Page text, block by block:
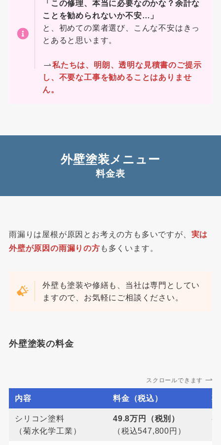
「この修理、本当に必要なのかな？余計な
ことを勧められないか不安…」
と、初めての業者選び、こんな不安はきっ
とあると思います。
私たちは、明朗、透明な見積書のご提示
し、不要な工事を勧めることはありませ
ん。
外壁塗装メニュー
料金表
雨漏りは屋根が原因とお考えの方も多いですが、 実は
外壁が原因の雨漏りの方 も多くいます。
外壁も塗装や修繕も、当社は専門としてい
ますので、お気軽にご相談ください。
外壁塗装の料金
スクロールできます
内容 料金（税込）
シリコン塗料
（菊水化学工業）
49.8万円（税別）
（税込547,800円）
8